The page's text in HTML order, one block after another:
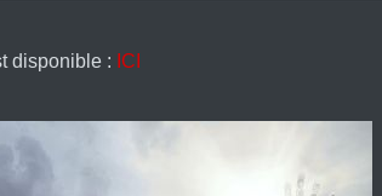
disponible : ICI